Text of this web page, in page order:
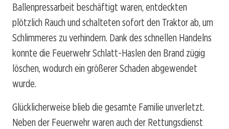
Ballenpressarbeit beschäftigt waren, entdeckten
plötzlich Rauch und schalteten sofort den Traktor ab, um
Schlimmeres zu verhindern. Dank des schnellen Handelns
konnte die Feuerwehr Schlatt-Haslen den Brand zügig
löschen, wodurch ein größerer Schaden abgewendet
wurde.
Glücklicherweise blieb die gesamte Familie unverletzt.
Neben der Feuerwehr waren auch der Rettungsdienst